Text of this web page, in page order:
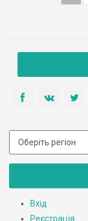
Вхід
Реєстрація